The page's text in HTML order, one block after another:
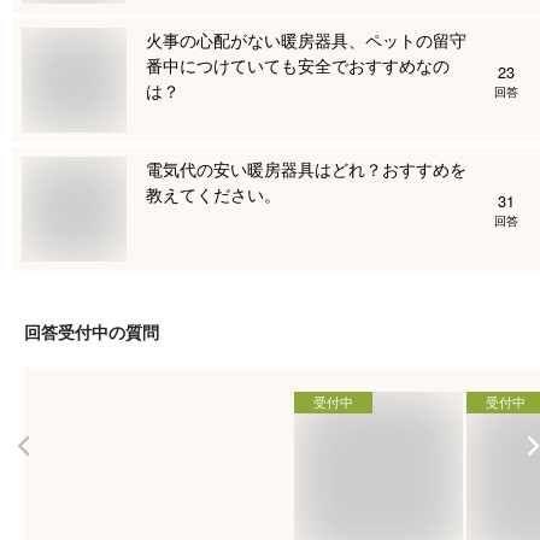
火事の心配がない暖房器具、ペットの留守
番中につけていても安全でおすすめなの
は？
23
回答
電気代の安い暖房器具はどれ？おすすめを
教えてください。
31
回答
回答受付中の質問
受付中 受付中